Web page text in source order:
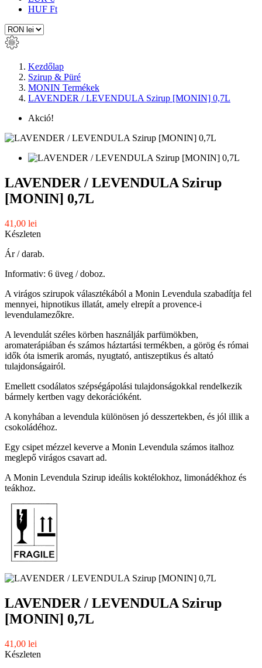
HUF Ft
Kezdőlap
Szirup & Püré
MONIN Termékek
LAVENDER / LEVENDULA Szirup [MONIN] 0,7L
Akció!
LAVENDER / LEVENDULA Szirup
[MONIN] 0,7L
41,00 lei
Készleten
Ár / darab.
Informativ: 6 üveg / doboz.
A virágos szirupok választékából a Monin Levendula szabadítja fel
mennyei, hipnotikus illatát, amely elrepít a provence-i
levendulamezőkre.
A levendulát széles körben használják parfümökben,
aromaterápiában és számos háztartási termékben, a görög és római
idők óta ismerik aromás, nyugtató, antiszeptikus és altató
tulajdonságairól.
Emellett csodálatos szépségápolási tulajdonságokkal rendelkezik
bármely kertben vagy dekorációként.
A konyhában a levendula különösen jó desszertekben, és jól illik a
csokoládéhoz.
Egy csipet mézzel keverve a Monin Levendula számos italhoz
meglepő virágos csavart ad.
A Monin Levendula Szirup ideális koktélokhoz, limonádékhoz és
teákhoz.
LAVENDER / LEVENDULA Szirup
[MONIN] 0,7L
41,00 lei
Készleten